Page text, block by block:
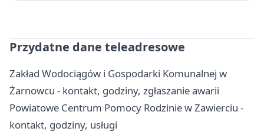
Przydatne dane teleadresowe
Zakład Wodociągów i Gospodarki Komunalnej w
Żarnowcu - kontakt, godziny, zgłaszanie awarii
Powiatowe Centrum Pomocy Rodzinie w Zawierciu -
kontakt, godziny, usługi